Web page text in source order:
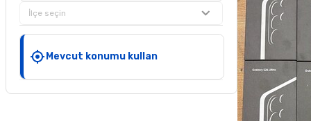
İlçe seçin
Mevcut konumu kullan